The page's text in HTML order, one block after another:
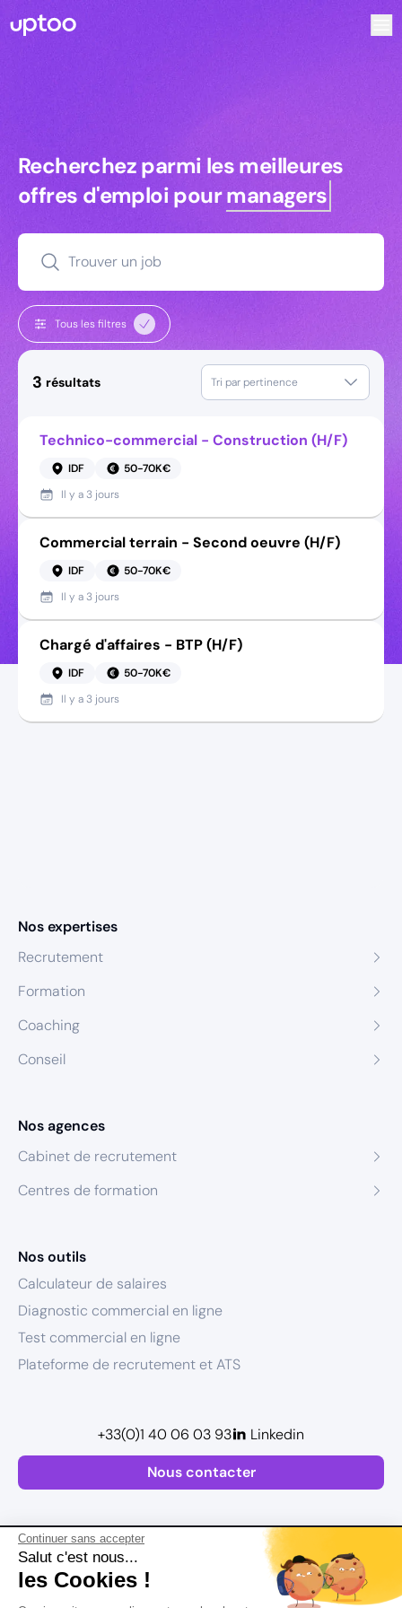
Continuer sans accepter
Salut c'est nous...
les Cookies !
Recherchez parmi les meilleures
Recherchez parmi les meilleures
offres d'emploi pourmanagers
Trouver un job
Tous les filtres
3 résultats Tri par pertinence
Technico-commercial - Construction (H/F)
IDF
50-70K€
Il y a 3 jours
Commercial terrain - Second oeuvre (H/F)
IDF
50-70K€
Il y a 3 jours
Chargé d'affaires - BTP (H/F)
IDF
50-70K€
Il y a 3 jours
Nos expertises
Recrutement
Formation
Coaching
Conseil
Nos agences
Cabinet de recrutement
Centres de formation
Nos outils
Calculateur de salaires
Diagnostic commercial en ligne
Test commercial en ligne
Plateforme de recrutement et ATS
Nous contacter
+33(0)1 40 06 03 93 Linkedin